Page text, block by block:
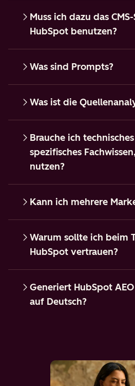
Muss ich dazu das
HubSpot benutzen?
Was sind Prompts?
Was ist die
Brauche ich
spezifisches
nutzen?
Kann ich mehrere
Warum sollte ich beim
HubSpot vertrauen?
Generiert HubSpot
auf Deutsch?